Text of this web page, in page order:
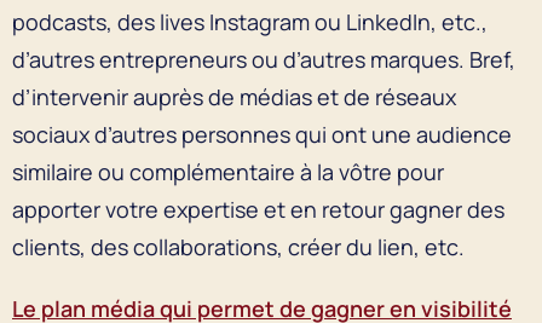
podcasts, des lives Instagram ou LinkedIn, etc.,
d’autres entrepreneurs ou d’autres marques. Bref,
d’intervenir auprès de médias et de réseaux
sociaux d’autres personnes qui ont une audience
similaire ou complémentaire à la vôtre pour
apporter votre expertise et en retour gagner des
clients, des collaborations, créer du lien, etc.
Le plan média qui permet de gagner en visibilité